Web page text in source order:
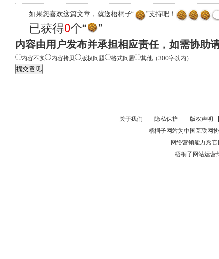
如果您喜欢这篇文章，就送梧桐子“ ”支持吧！
已获得0个“ ”
内容由用户发布并承担相应责任，如需协助
内容不实 内容拷贝 版权问题 格式问题 其他（300字以内）
关于我们 隐私保护
版权声明
梧桐子网站为中国互联网
网络营销能力秀官
梧桐子网站运营